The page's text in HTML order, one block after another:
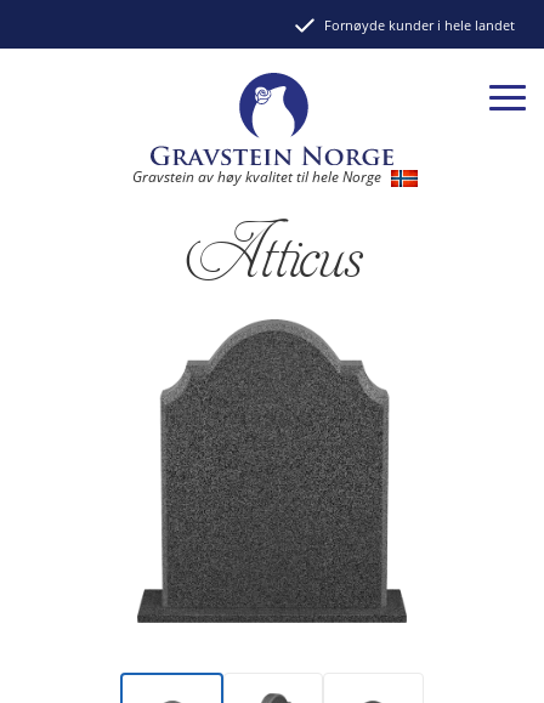
Fornøyde kunder i hele landet
Gravstein av høy kvalitet til hele Norge
Atticus